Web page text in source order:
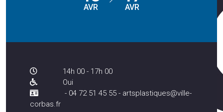
AVR AVR
14h 00 - 17h 00
Oui
- 04 72 51 45 55 - artsplastiques@ville-
corbas.fr